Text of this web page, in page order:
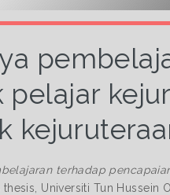
terhadap
thesis, Universiti Tun Hussein